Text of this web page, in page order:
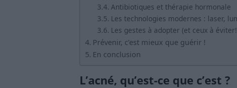
Antibiotiques et thérapie hormonale
Les technologies modernes : laser,
Les gestes à adopter (et ceux à
Prévenir, c’est mieux que guérir !
En conclusion
L’acné, qu’est-ce que c’est ?